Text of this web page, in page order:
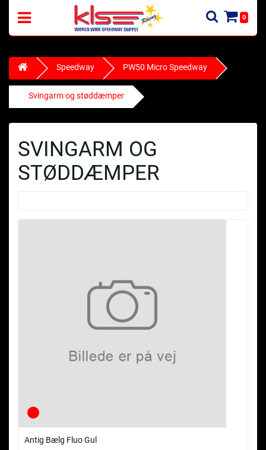
0
Speedway PW50 Micro Speedway
Svingarm og støddæmper
SVINGARM OG
STØDDÆMPER
Antig Bælg Fluo Gul